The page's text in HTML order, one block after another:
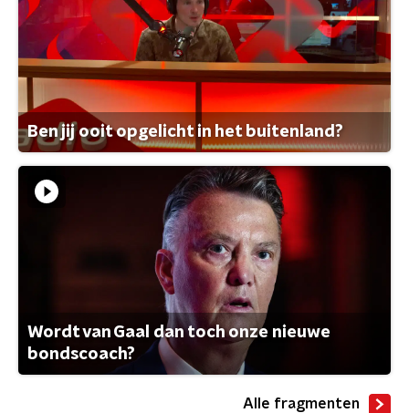
Ben jij ooit opgelicht in het buitenland?
Wordt van Gaal dan toch onze nieuwe
bondscoach?
Alle fragmenten